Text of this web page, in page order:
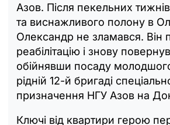
Азов. Після пекельних
та виснажливого полону в
Олександр не зламався. Він
реабілітацію і знову
обійнявши посаду
рідній 12-й бригаді
призначення НГУ Азов на
Ключі від квартири герою